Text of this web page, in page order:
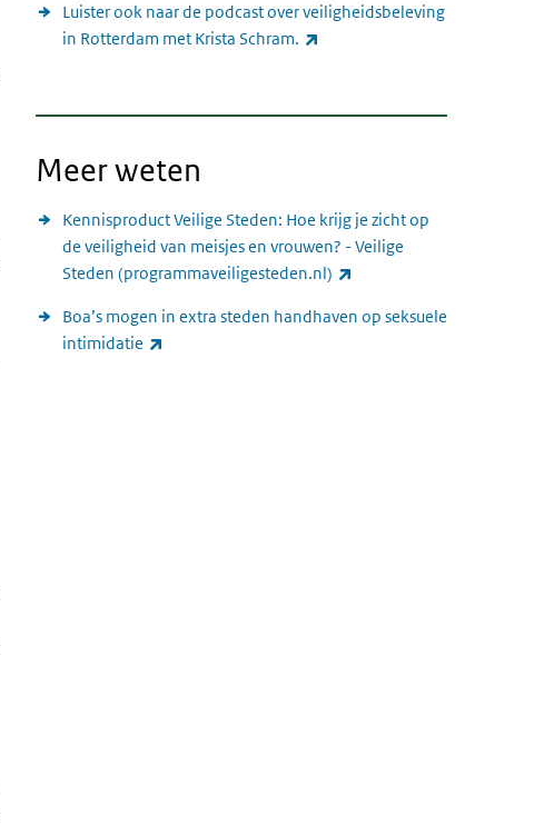
Luister ook naar de podcast over veiligheidsbeleving
in Rotterdam met Krista Schram.
Meer weten
Kennisproduct Veilige Steden: Hoe krijg je zicht op
de veiligheid van meisjes en vrouwen? - Veilige
Steden (programmaveiligesteden.nl)
Boa’s mogen in extra steden handhaven op seksuele
intimidatie